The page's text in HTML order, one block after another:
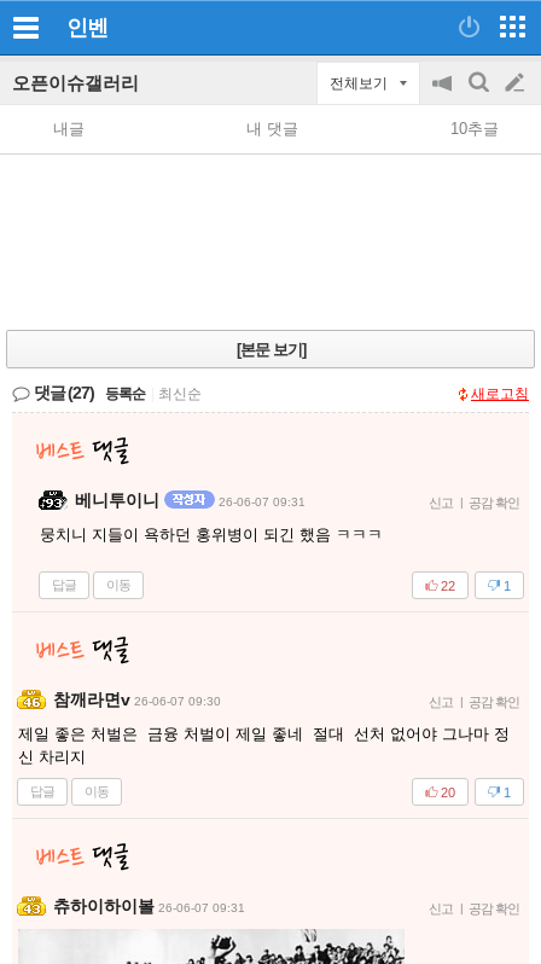
인벤
오픈이슈갤러리 전체보기
공
지
on/off
검
색
글
쓰
내글 내 댓글 10추글
[본문 보기]
댓글(27) 등록순 최신순 새로고침
베니투이니 26-06-07 09:31 신고 | 공감 확인
뭉치니 지들이 욕하던 홍위병이 되긴 했음 ㅋㅋㅋ
답글 이동 1
22
참깨라면v 26-06-07 09:30 신고 | 공감 확인
제일 좋은 처벌은 금융 처벌이 제일 좋네 절대 선처 없어야 그나마 정
신 차리지
답글 이동 1
20
츄하이하이볼 26-06-07 09:31 신고 | 공감 확인